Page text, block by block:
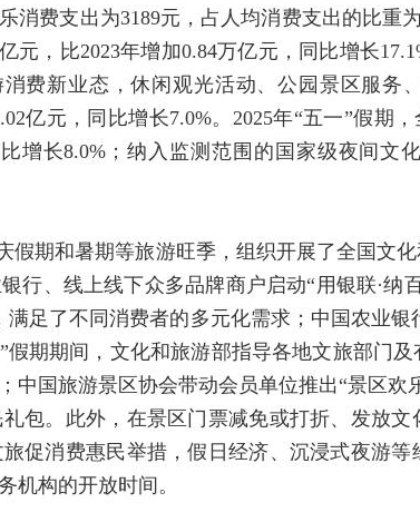
消费支出为3189元，占人均消费支出的比重
元，比2023年增加0.84万亿元，同比增长
费新业态，休闲观光活动、公园景区服务
亿元，同比增长7.0%。2025年“五一”假期
增长8.0%；纳入监测范围的国家级夜间文
假期和暑期等旅游旺季，组织开展了全国文
行、线上线下众多品牌商户启动“用银联·纳
足了不同消费者的多元化需求；中国农业银
假期期间，文化和旅游部指导各地文旅部门
中国旅游景区协会带动会员单位推出“景区欢
包。此外，在景区门票减免或打折、发放
促消费惠民举措，假日经济、沉浸式夜游
机构的开放时间。